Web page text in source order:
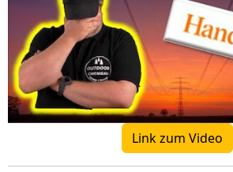
Link zum Video